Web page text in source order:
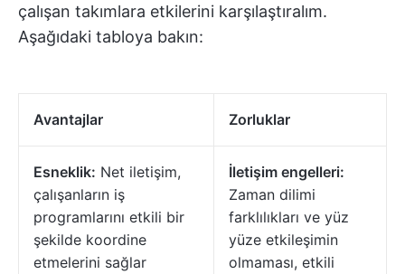
çalışan takımlara etkilerini karşılaştıralım.
Aşağıdaki tabloya bakın:
Avantajlar Zorluklar
Esneklik: Net iletişim,
çalışanların iş
programlarını etkili bir
şekilde koordine
etmelerini sağlar
İletişim engelleri:
Zaman dilimi
farklılıkları ve yüz
yüze etkileşimin
olmaması, etkili